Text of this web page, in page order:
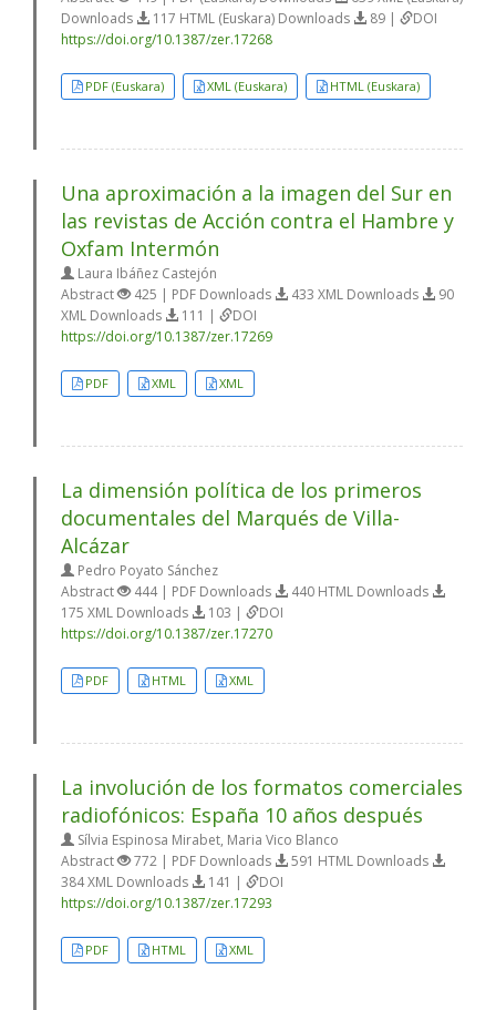
Downloads
117 HTML (Euskara) Downloads 89 |
DOI
https://doi.org/10.1387/zer.17268
PDF (Euskara) XML (Euskara) HTML (Euskara)
Una aproximación a la imagen del Sur en
las revistas de Acción contra el Hambre y
Oxfam Intermón
Laura Ibáñez Castejón
Abstract
425 | PDF Downloads 433 XML Downloads
90
XML Downloads
111 |
DOI
https://doi.org/10.1387/zer.17269
PDF XML XML
La dimensión política de los primeros
documentales del Marqués de Villa-
Alcázar
Pedro Poyato Sánchez
Abstract
444 | PDF Downloads
440 HTML Downloads
175 XML Downloads
103 |
DOI
https://doi.org/10.1387/zer.17270
PDF HTML XML
La involución de los formatos comerciales
radiofónicos: España 10 años después
Sílvia Espinosa Mirabet, Maria Vico Blanco
Abstract
772 | PDF Downloads
591 HTML Downloads
384 XML Downloads
141 |
DOI
https://doi.org/10.1387/zer.17293
PDF HTML XML